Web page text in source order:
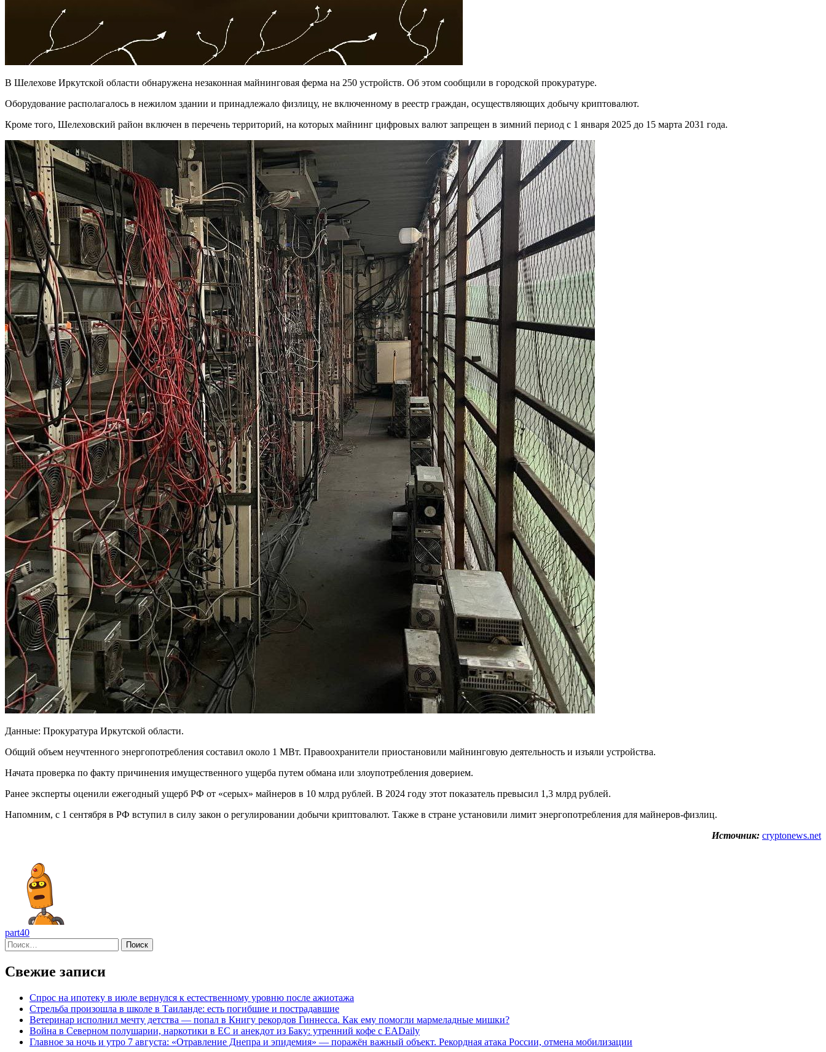
В Шелехове Иркутской области обнаружена незаконная майнинговая ферма на 250 устройств. Об этом сообщили в городской прокуратуре.
Оборудование располагалось в нежилом здании и принадлежало физлицу, не включенному в реестр граждан, осуществляющих добычу криптовалют.
Кроме того, Шелеховский район включен в перечень территорий, на которых майнинг цифровых валют запрещен в зимний период с 1 января 2025 до 15 марта 2031 года.
Данные: Прокуратура Иркутской области.
Общий объем неучтенного энергопотребления составил около 1 МВт. Правоохранители приостановили майнинговую деятельность и изъяли устройства.
Начата проверка по факту причинения имущественного ущерба путем обмана или злоупотребления доверием.
Ранее эксперты оценили ежегодный ущерб РФ от «серых» майнеров в 10 млрд рублей. В 2024 году этот показатель превысил 1,3 млрд рублей.
Напомним, с 1 сентября в РФ вступил в силу закон о регулировании добычи криптовалют. Также в стране установили лимит энергопотребления для майнеров-физлиц.
Источник: cryptonews.net
part40
Найти:
Свежие записи
Спрос на ипотеку в июле вернулся к естественному уровню после ажиотажа
Стрельба произошла в школе в Таиланде: есть погибшие и пострадавшие
Ветеринар исполнил мечту детства — попал в Книгу рекордов Гиннесса. Как ему помогли мармеладные мишки?
Война в Северном полушарии, наркотики в ЕС и анекдот из Баку: утренний кофе с EADaily
Главное за ночь и утро 7 августа: «Отравление Днепра и эпидемия» — поражён важный объект. Рекордная атака России, отмена мобилизации